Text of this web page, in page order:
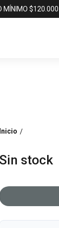
MÍNIMO $120.000
Inicio /
Sin stock